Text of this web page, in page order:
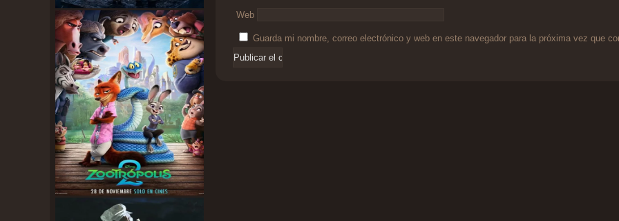
Web
Guarda mi nombre, correo electrónico y web en este navegador para la próxima vez que